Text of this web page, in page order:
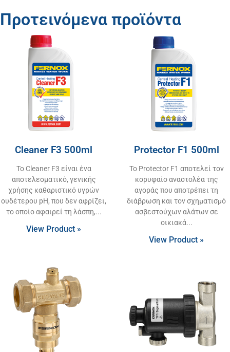
Προτεινόμενα προϊόντα
Cleaner F3 500ml
Το Cleaner F3 είναι ένα
αποτελεσματικό, γενικής
χρήσης καθαριστικό υγρών
ουδέτερου pH, που δεν αφρίζει,
το οποίο αφαιρεί τη λάσπη,
View Product »
Protector F1 500ml
Το Protector F1 αποτελεί τον
κορυφαίο αναστολέα της
αγοράς που αποτρέπει τη
διάβρωση και τον σχηματισμό
ασβεστούχων αλάτων σε
οικιακά
View Product »